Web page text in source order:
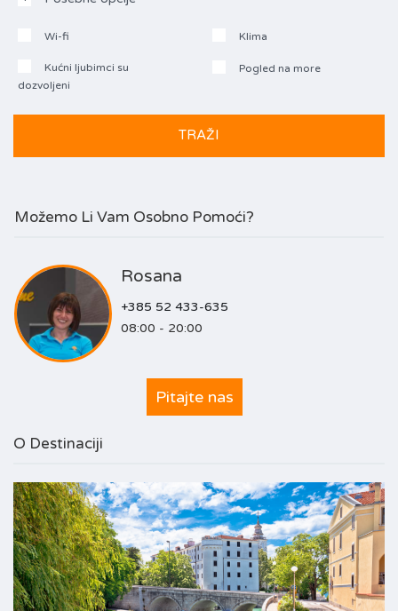
Wi-fi Klima
Kućni ljubimci su
dozvoljeni
Pogled na more
Možemo Li Vam Osobno Pomoći?
Rosana
+385 52 433-635
08:00 - 20:00
Pitajte nas
O Destinaciji